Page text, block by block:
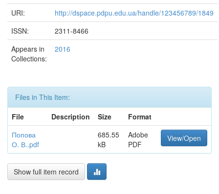
URI:
http://dspace.pdpu.edu.ua/handle/123456789/1849
ISSN:
2311-8466
Appears in
Collections:
2016
Files in This Item:
File
Description Size
Format
Попова
О. В..pdf
685.55
kB
Adobe
PDF
View/Open
Show full item record